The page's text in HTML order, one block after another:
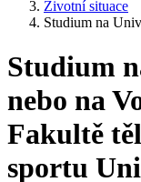
Životní situace
Studium na
Studium
nebo na
Fakultě
sportu